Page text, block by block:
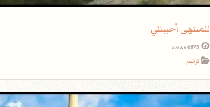
للمنتهى أحببتني
ترانيم